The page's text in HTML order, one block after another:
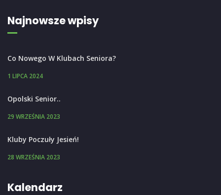
Najnowsze wpisy
Co Nowego W Klubach Seniora?
1 LIPCA 2024
Opolski Senior..
29 WRZEŚNIA 2023
Kluby Poczuły Jesień!
28 WRZEŚNIA 2023
Kalendarz